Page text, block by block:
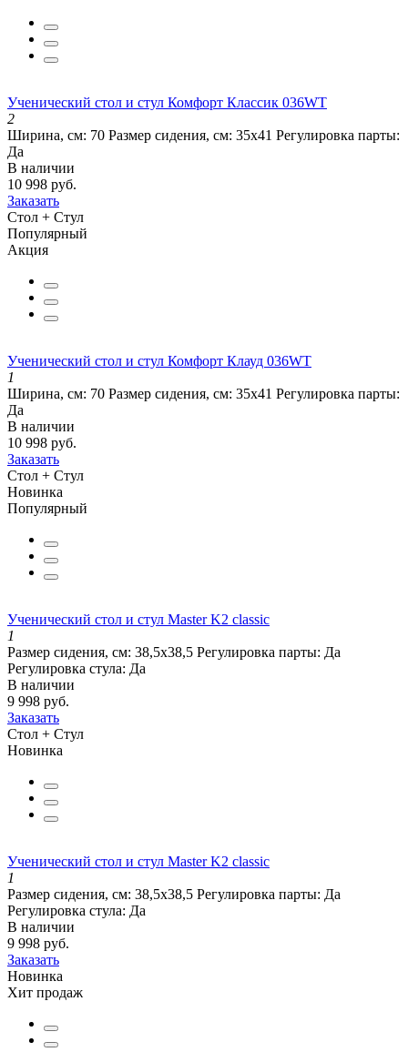
Ученический стол и стул Комфорт Классик 036WT
2
Ширина, см: 70 Размер сидения, см: 35х41 Регулировка парты:
Да
В наличии
10 998 руб.
Заказать
Стол + Стул
Популярный
Акция
Ученический стол и стул Комфорт Клауд 036WT
1
Ширина, см: 70 Размер сидения, см: 35х41 Регулировка парты:
Да
В наличии
10 998 руб.
Заказать
Стол + Стул
Новинка
Популярный
Ученический стол и стул Master K2 classic
1
Размер сидения, см: 38,5х38,5 Регулировка парты: Да
Регулировка стула: Да
В наличии
9 998 руб.
Заказать
Стол + Стул
Новинка
Ученический стол и стул Master K2 classic
1
Размер сидения, см: 38,5х38,5 Регулировка парты: Да
Регулировка стула: Да
В наличии
9 998 руб.
Заказать
Новинка
Хит продаж